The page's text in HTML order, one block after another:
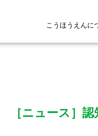
こうほうえんに
［ニュース］